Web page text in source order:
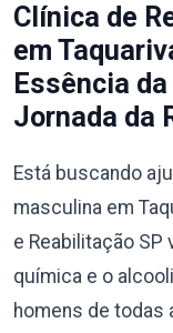
Clínica de
em
Essência
Jornada da
Está buscando
masculina em
e Reabilitação SP
química e o
homens de todas